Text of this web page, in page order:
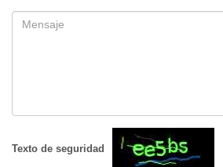
Mensaje
Texto de seguridad